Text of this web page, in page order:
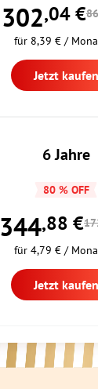
302,04€
für 8,39 € /
Jetzt kaufen
6 Jahre
80 % OFF
344,88 €
für 4,79 € /
Jetzt kaufen